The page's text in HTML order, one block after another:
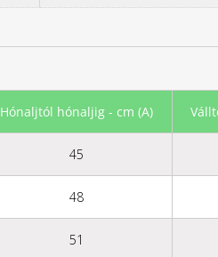
Hónaljtól hónaljig - cm (A)
45
48
51